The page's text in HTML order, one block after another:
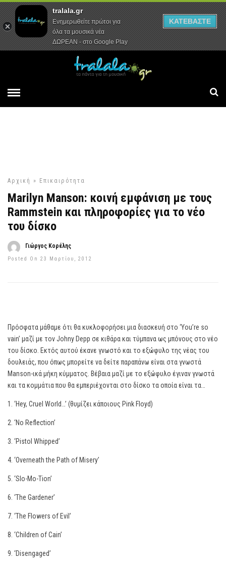
Αρχική Συνεντεύξεις Ρεπορτάζ
Αρχική » Επικαιρότητα
Marilyn Manson: κοινή εμφάνιση με τους
Rammstein και πληροφορίες για το νέο
του δίσκο
Γιώργος Κορέλης
Posted On 23 Μαρτίου, 2012
Πρόσφατα μάθαμε ότι θα κυκλοφορήσει μια διασκευή στο ‘You’re so
vain’ μαζί με τον Johny Depp σε κιθάρα και τύμπανα ως μπόνους στο νέο
του δίσκο. Εκτός αυτού έκανε γνωστό και το εξώφυλο της νέας του
δουλειάς, που όπως μπορείτε να δείτε παραπάνω είναι στα γνωστά
Manson-ικά μήκη κύμματος. Βέβαια μαζί με το εξώφυλο έγιναν γνωστά
και τα κομμάτια που θα εμπεριέχονται στο δίσκο τα οποία είναι τα…
1. ‘Hey, Cruel World…’ (θυμίζει κάποιους Pink Floyd)
2. ‘No Reflection’
3. ‘Pistol Whipped’
4. ‘Overneath the Path of Misery’
5. ‘Slo-Mo-Tion’
6. ‘The Gardener’
7. ‘The Flowers of Evil’
8. ‘Children of Cain’
9. ‘Disengaged’
tralala.gr
Ενημερωθείτε πρώτοι για
όλα τα μουσικά νέα
ΔΩΡΕΑΝ - στο Google Play
ΚΑΤΕΒΑΣΤΕ